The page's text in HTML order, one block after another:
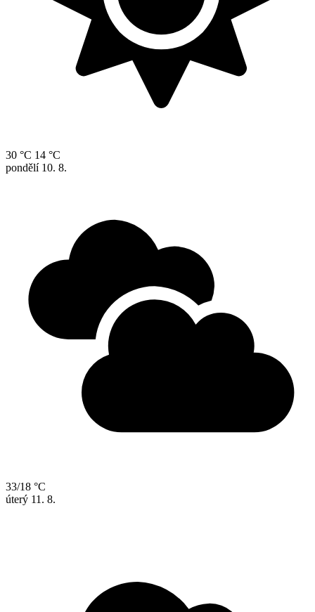
30 °C 14 °C
pondělí 10. 8.
33/18 °C
úterý 11. 8.